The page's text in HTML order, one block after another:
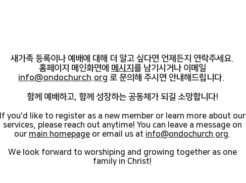
새가족 등록이나 예배에 대해 더 알고 싶다면 언제든지 연락주세요.
홈페이지 메인화면에 메시지 를 남기시거나 이메일
info@ondochurch.org 로 문의해 주시면 안내해드립니다.
함께 예배하고, 함께 성장하는 공동체가 되길 소망합니다!
f you'd like to register as a new member or learn more about our
services, please reach out anytime! You can leave a message on
our main homepage or email us at info@ondochurch.org.
We look forward to worshiping and growing together as one
family in Christ!